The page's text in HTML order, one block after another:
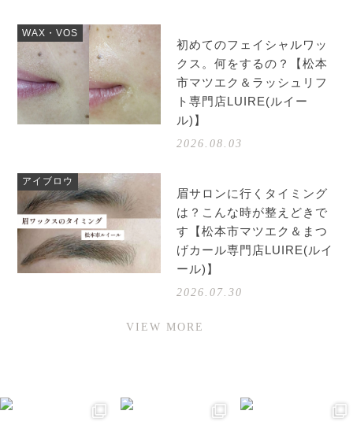
WAX・VOS
初めてのフェイシャルワッ
クス。何をするの？【松本
市マツエク＆ラッシュリフ
ト専門店LUIRE(ルイー
ル)】
2026.08.03
アイブロウ
眉サロンに行くタイミング
は？こんな時が整えどきで
す【松本市マツエク＆まつ
げカール専門店LUIRE(ルイ
ール)】
2026.07.30
VIEW MORE